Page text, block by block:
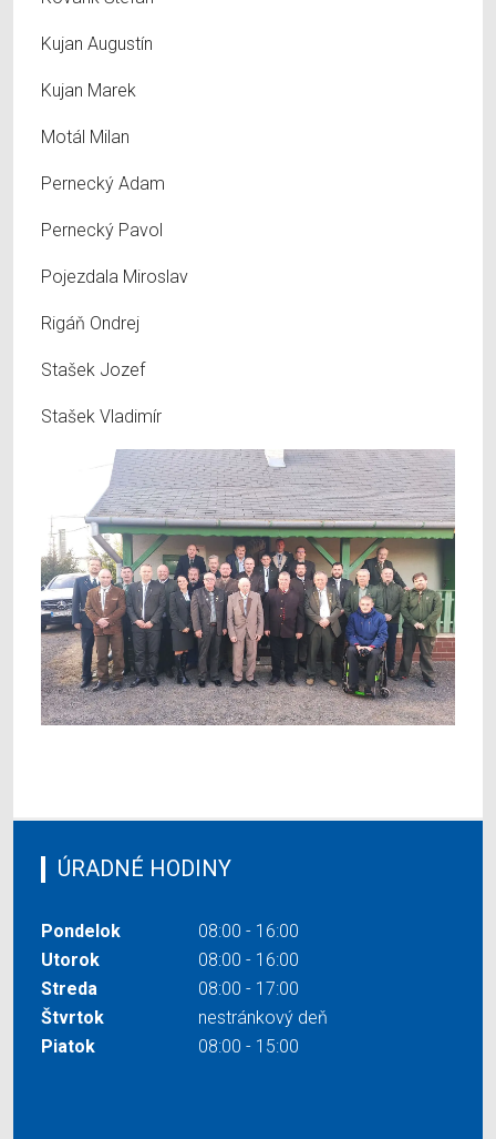
Kujan Augustín
Kujan Marek
Motál Milan
Pernecký Adam
Pernecký Pavol
Pojezdala Miroslav
Rigáň Ondrej
Stašek Jozef
Stašek Vladimír
ÚRADNÉ HODINY
Pondelok
08:00 - 16:00
Utorok
08:00 - 16:00
Streda
08:00 - 17:00
Štvrtok
nestránkový deň
Piatok
08:00 - 15:00